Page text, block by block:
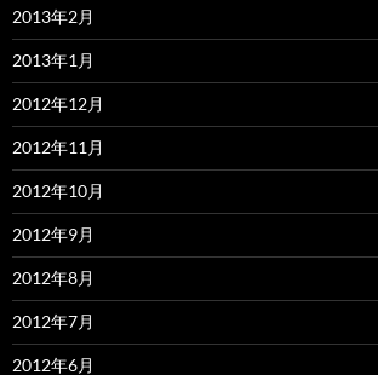
2013年2月
2013年1月
2012年12月
2012年11月
2012年10月
2012年9月
2012年8月
2012年7月
2012年6月